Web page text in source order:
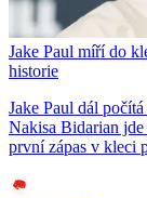
Jake Paul míří do
historie
Jake Paul dál
Nakisa Bidarian
první zápas v kleci